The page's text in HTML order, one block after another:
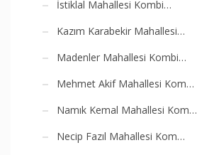
İstiklal Mahallesi Kombi…
Kazım Karabekir Mahallesi…
Madenler Mahallesi Kombi…
Mehmet Akif Mahallesi Kom…
Namık Kemal Mahallesi Kom…
Necip Fazıl Mahallesi Kom…